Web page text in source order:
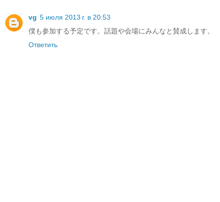
vg 5 июля 2013 г. в 20:53
僕も参加する予定です。話題や会場にみんなと賛成します。
Ответить